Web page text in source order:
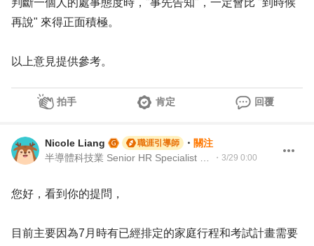
判斷一個人的處事態度時，"事先告知"，一定會比 "到時候
再說" 來得正面積極。
以上意見提供參考。
拍手 肯定 回覆
Nicole Liang 職涯引導師 ・ 關注
・ 3/29 0:00
您好，看到你的提問，
目前主要因為7月時有已經排定的家庭行程和考試計畫需要